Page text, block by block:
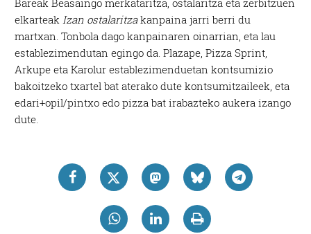
elkarteak Izan ostalaritzakanpaina jarri berri du
martxan. Tonbola dago kanpainaren oinarrian, eta lau
establezimendutan egingo da. Plazape, Pizza Sprint,
Arkupe eta Karolur establezimenduetan kontsumizio
bakoitzeko txartel bat aterako dute kontsumitzaileek, eta
edari+opil/pintxo edo pizza bat irabazteko aukera izango
dute.